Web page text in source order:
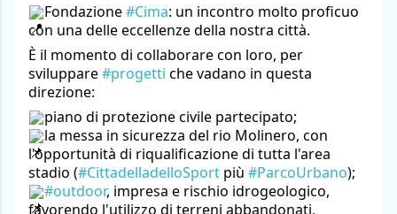
Fondazione #Cima: un incontro molto proficuo
con una delle eccellenze della nostra città.
È il momento di collaborare con loro, per
sviluppare #progetti che vadano in questa
direzione:
piano di protezione civile partecipato;
la messa in sicurezza del rio Molinero, con
l'opportunità di riqualificazione di tutta l'area
stadio (#CittadelladelloSport più #ParcoUrbano);
#outdoor, impresa e rischio idrogeologico,
favorendo l'utilizzo di terreni abbandonati,